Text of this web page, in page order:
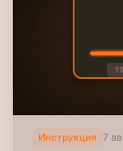
Инструкция 7